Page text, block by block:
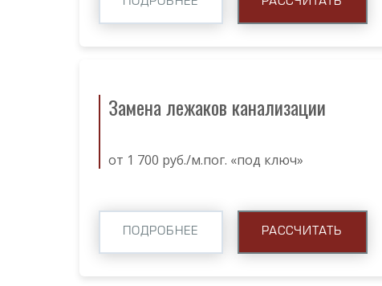
Замена лежаков канализации
от 1 700 руб./м.пог. «под ключ»
ПОДРОБНЕЕ РАССЧИТАТЬ